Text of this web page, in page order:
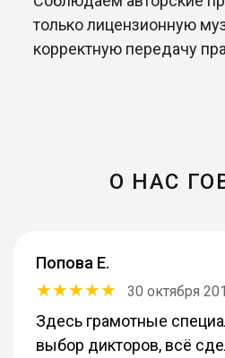
только лицензионную
корректную передачу
О НАС
Попова Е.
30 октября
Здесь грамотные
выбор дикторов, всё